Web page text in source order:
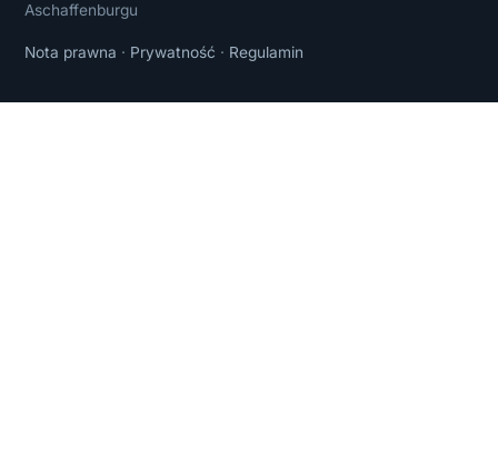
Aschaffenburgu
Nota prawna · Prywatność · Regulamin